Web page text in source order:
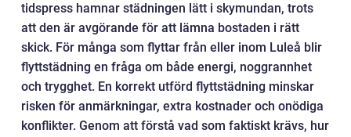
tidspress hamnar städningen lätt i skymundan, trots
att den är avgörande för att lämna bostaden i rätt
skick. För många som flyttar från eller inom Luleå blir
flyttstädning en fråga om både energi, noggrannhet
och trygghet. En korrekt utförd flyttstädning minskar
risken för anmärkningar, extra kostnader och onödiga
konflikter. Genom att förstå vad som faktiskt krävs, hur